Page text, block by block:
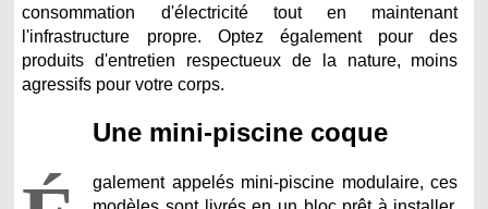
consommation d'électricité tout en maintenant
l'infrastructure propre. Optez également pour des
produits d'entretien respectueux de la nature, moins
agressifs pour votre corps.
Une mini-piscine coque
galement appelés mini-piscine modulaire, ces